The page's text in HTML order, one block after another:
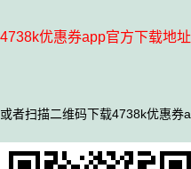
4738k优惠券app官方下载地址
或者扫描二维码下载4738k优惠券